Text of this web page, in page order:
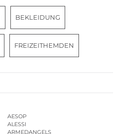
BEKLEIDUNG
FREIZEITHEMDEN
AESOP
ALESSI
ARMEDANGELS